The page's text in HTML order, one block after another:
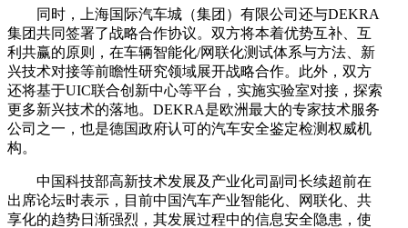
同时，上海国际汽车城（集团）有限公司还与DEKRA
集团共同签署了战略合作协议。双方将本着优势互补、互
利共赢的原则，在车辆智能化/网联化测试体系与方法、新
兴技术对接等前瞻性研究领域展开战略合作。此外，双方
还将基于UIC联合创新中心等平台，实施实验室对接，探索
更多新兴技术的落地。DEKRA是欧洲最大的专家技术服务
公司之一，也是德国政府认可的汽车安全鉴定检测权威机
构。
中国科技部高新技术发展及产业化司副司长续超前在
出席论坛时表示，目前中国汽车产业智能化、网联化、共
享化的趋势日渐强烈，其发展过程中的信息安全隐患，使